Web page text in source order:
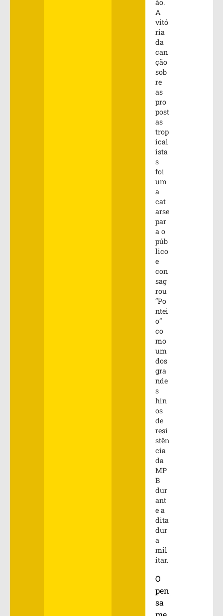
ão.
A
vitó
ria
da
can
ção
sob
re
as
pro
post
as
trop
ical
ista
s
foi
um
a
cat
arse
par
a o
púb
lico
e
con
sag
rou
“Po
ntei
o”
co
mo
um
dos
gra
nde
s
hin
os
de
resi
stên
cia
da
MP
B
dur
ant
e a
dita
dur
a
mil
itar.
O
pen
sa